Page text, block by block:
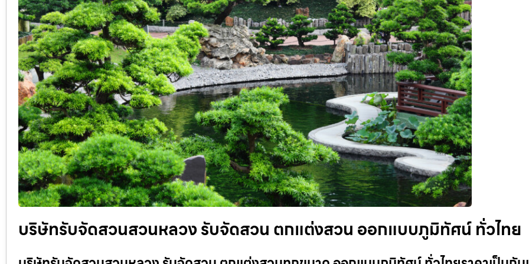
บริษัทรับจัดสวนสวนหลวง รับจัดสวน ตกแต่งสวน ออกแบบภูมิทัศน์ ทั่วไทย